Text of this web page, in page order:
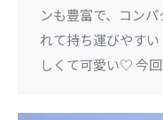
ンも豊富で、コン
れて持ち運びやす
しくて可愛い♡ 今